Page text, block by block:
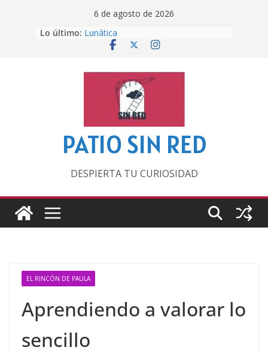
6 de agosto de 2026
Lo último: Lunática
Pero, hasta entonces…
‘La broma infinita’ de recomendar
lecturas veraniegas
Otra del Mundial
PATIO SIN RED
DESPIERTA TU CURIOSIDAD
EL RINCÓN DE PAULA
Aprendiendo a valorar lo
sencillo